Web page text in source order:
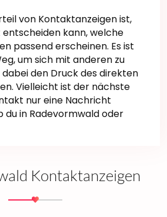
von Kontaktanzeigen ist,
kann, welche
passend erscheinen. Es ist
um sich mit anderen zu
den Druck des direkten
Vielleicht ist der nächste
nur eine Nachricht
in Radevormwald oder
Kontaktanzeigen